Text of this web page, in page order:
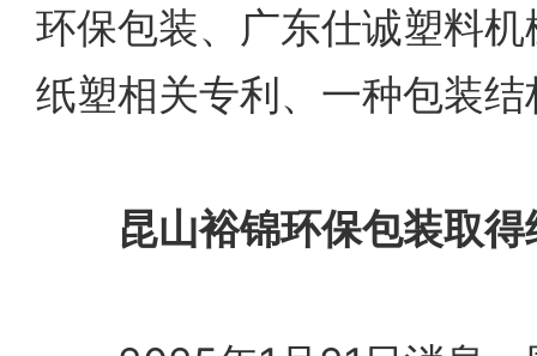
环保包装、广东仕诚塑料
纸塑相关专利、一种包装
昆山裕锦环保包装取